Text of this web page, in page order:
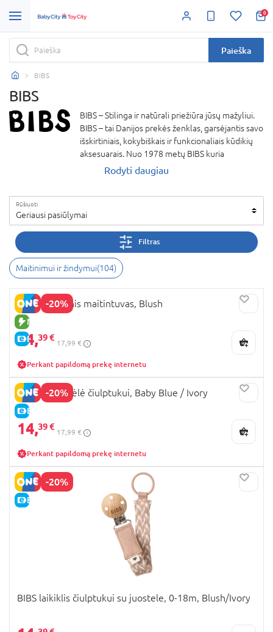
0
Paieška
BIBS
BIBS
BIBS – Stilinga ir natūrali priežiūra jūsų mažyliui.
BIBS – tai Danijos prekės ženklas, garsėjantis savo
išskirtiniais, kokybiškais ir funkcionaliais kūdikių
aksesuarais. Nuo 1978 metų BIBS kuria
čiulptukus ir kitus produktus, kurie derina stilingą
pritaikyti kūdikių poreikiams, užtikrinant komfortą
ir ramybę. Modernus ir estetiškas dizainas, platus
spalvų pasirinkimas leidžia derinti prie
kiekvienos detalės.
Pasitikėkite BIBS – prekės ženklu, kuris apjungia
suteikdamas jūsų mažyliui geriausią patirtį. BIBS –
tai ne tik patogumas, bet ir šiuolaikinis stilius.
Rodyti daugiau
Rūšiuoti
Geriausi pasiūlymai
Filtras
Maitinimui ir žindymui(104)
-20%
NAUJA PREKĖ
E-KAINA
BIBS silikoninis maitintuvas, Blush
14,39 €
17,99 €
Perkant papildomą prekę internetu
-20%
E-KAINA
BIBS grandinėlė čiulptukui, Baby Blue / Ivory
14,39 €
17,99 €
Perkant papildomą prekę internetu
-20%
E-KAINA
BIBS laikiklis čiulptukui su juostele, 0-18m, Blush/Ivory